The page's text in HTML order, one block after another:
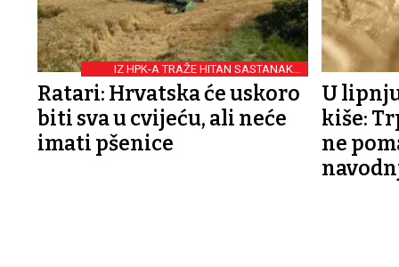
IZ HPK-A TRAŽE HITAN SASTANAK S
PREDSJEDNIKOM VLADE RH
Ratari: Hrvatska će uskoro
biti sva u cvijeću, ali neće
imati pšenice
U
kiše:
ne